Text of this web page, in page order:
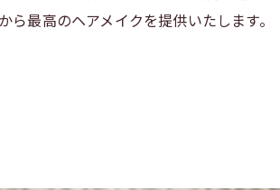
最高のヘアメイクを提供いたします。